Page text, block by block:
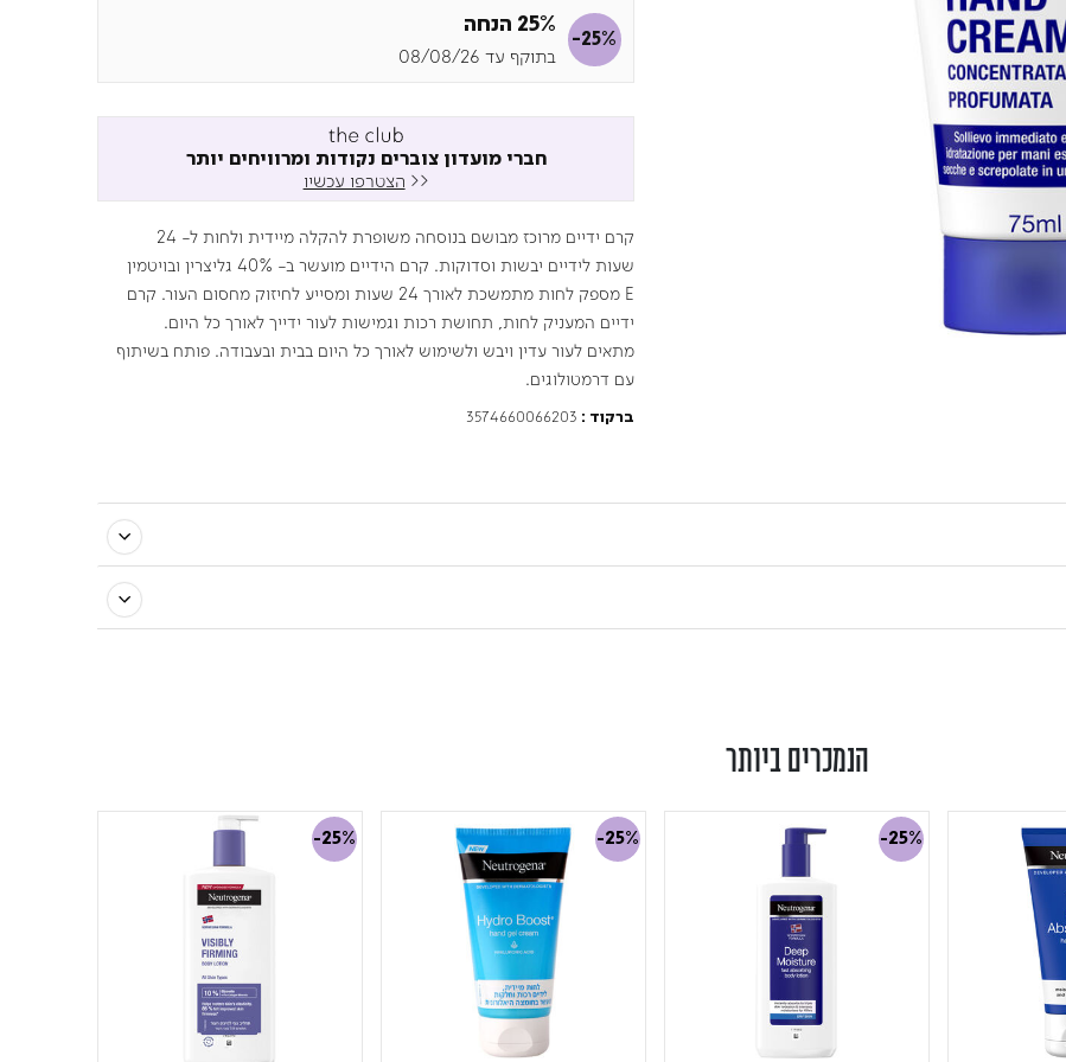
-25%
25% הנחה
בתוקף עד 08/08/26
חברי מועדון צוברים נקודות ומרוויחים יותר
<< הצטרפו עכשיו
קרם ידיים מרוכז מבושם בנוסחה משופרת להקלה מיידית ולחות ל- 24
שעות לידיים יבשות וסדוקות. קרם הידיים מועשר ב- 40% גליצרין ובויטמין
E מספק לחות מתמשכת לאורך 24 שעות ומסייע לחיזוק מחסום העור. קרם
ידיים המעניק לחות, תחושת רכות וגמישות לעור ידייך לאורך כל היום.
מתאים לעור עדין ויבש ולשימוש לאורך כל היום בבית ובעבודה. פותח בשיתוף
עם דרמטולוגים.
ברקוד : 3574660066203
הנמכרים ביותר
-25%
-25%
-25%